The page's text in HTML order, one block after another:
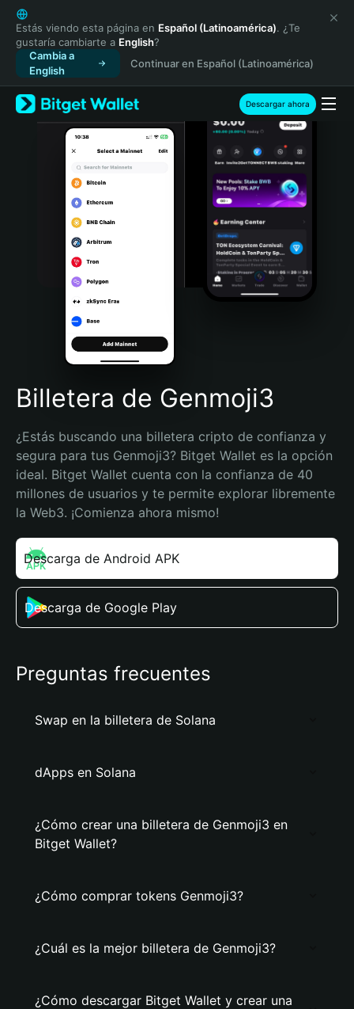
English
日本語
Tiếng Việt
Русский
Español (Latinoamérica)
Türkçe
Italiano
Português (Portugal)
Bahasa Indonesia
Português (Brasil)
Español (Argentina)
Estás viendo esta página en Español (Latinoamérica). ¿Te
gustaría cambiarte a English?
Cambia a
English
Continuar en Español (Latinoamérica)
Descargar ahora
Billetera de Genmoji3
¿Estás buscando una billetera cripto de confianza y
segura para tus Genmoji3? Bitget Wallet es la opción
ideal. Bitget Wallet cuenta con la confianza de 40
millones de usuarios y te permite explorar libremente
la Web3. ¡Comienza ahora mismo!
Descarga de Android APK
Descarga de Google Play
Preguntas frecuentes
Swap en la billetera de Solana
dApps en Solana
¿Cómo crear una billetera de Genmoji3 en
Bitget Wallet?
¿Cómo comprar tokens Genmoji3?
¿Cuál es la mejor billetera de Genmoji3?
¿Cómo descargar Bitget Wallet y crear una